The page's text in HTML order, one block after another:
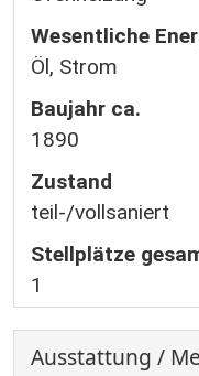
Wesentliche
Öl, Strom
Baujahr ca.
1890
Zustand
teil-/vollsaniert
Stellplätze
1
Ausstattung /